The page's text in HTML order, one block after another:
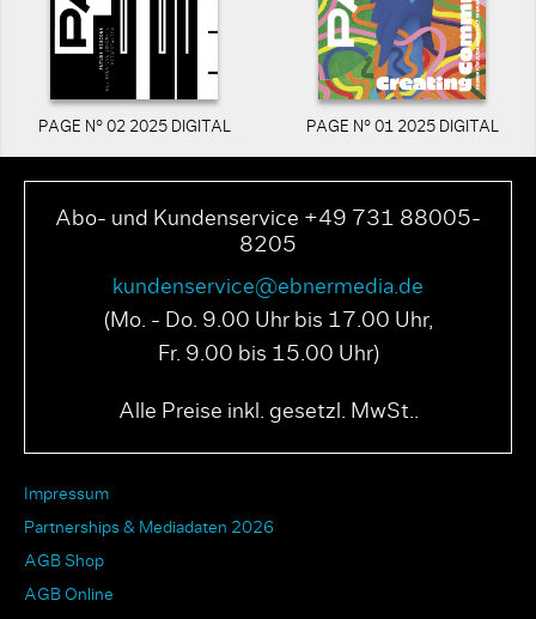
PAGE N° 02 2025 DIGITAL PAGE N° 01 2025 DIGITAL
Abo- und Kundenservice +49 731 88005-
8205
kundenservice@ebnermedia.de
(Mo. - Do. 9.00 Uhr bis 17.00 Uhr,
Fr. 9.00 bis 15.00 Uhr)
Alle Preise inkl. gesetzl. MwSt..
Impressum
Partnerships & Mediadaten 2026
AGB Shop
AGB Online